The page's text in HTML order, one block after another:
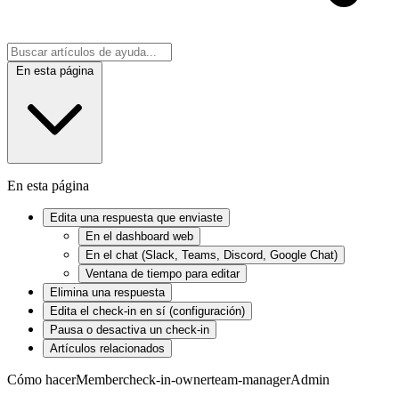
En esta página
En esta página
Edita una respuesta que enviaste
En el dashboard web
En el chat (Slack, Teams, Discord, Google Chat)
Ventana de tiempo para editar
Elimina una respuesta
Edita el check-in en sí (configuración)
Pausa o desactiva un check-in
Artículos relacionados
Cómo hacerMembercheck-in-ownerteam-managerAdmin